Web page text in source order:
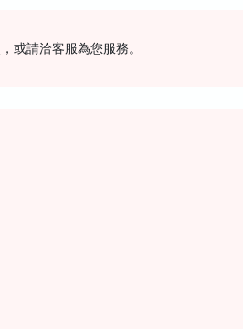
或請洽客服為您服務。